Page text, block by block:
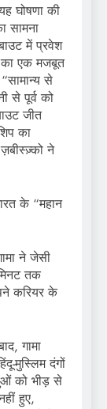
घोषणा की
सामना
में प्रवेश
का एक मजबूत
से
से पूर्व को
जीत
का
ने
के “महान
ने जेसी
तक
करियर के
गामा
मुस्लिम दंगों
को भीड़ से
हुए,